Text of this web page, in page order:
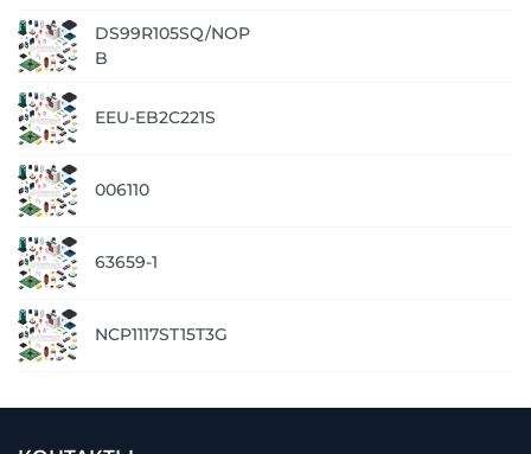
DS99R105SQ/NOP
B
EEU-EB2C221S
006110
63659-1
NCP1117ST15T3G